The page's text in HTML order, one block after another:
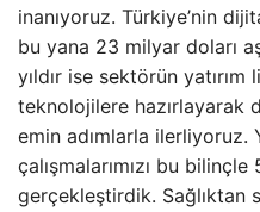
inanıyoruz. Türkiye’nin
bu yana 23 milyar doları
yıldır ise sektörün
teknolojilere hazırlayarak
emin adımlarla ilerliyoruz.
çalışmalarımızı bu
gerçekleştirdik. Sağlıktan